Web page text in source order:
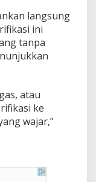
langsung
ini
tanpa
atau
ke
wajar,”